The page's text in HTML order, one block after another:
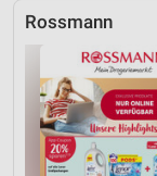
Rossmann